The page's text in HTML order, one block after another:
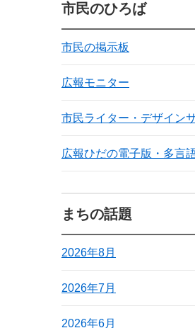
市民のひろば
市民の掲示板
広報モニター
市民ライター・デザイン
広報ひだの電子版・多言
まちの話題
2026年8月
2026年7月
2026年6月